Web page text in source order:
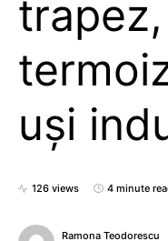
uși
126 views 4 minute
Ramona Teodorescu